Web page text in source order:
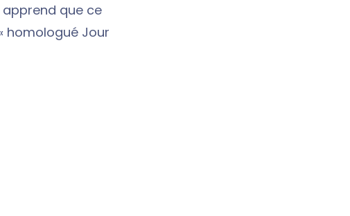
que ce
homologué Jour